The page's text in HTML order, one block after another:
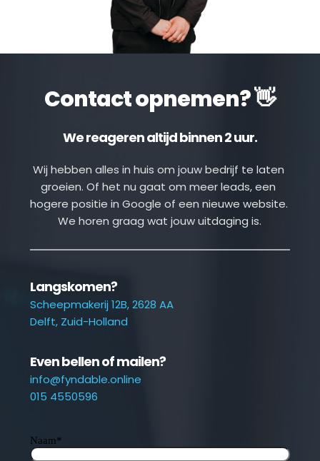
Contact opnemen? 👋
We reageren altijd binnen 2 uur.
Wij hebben alles in huis om jouw bedrijf te laten
groeien. Of het nu gaat om meer leads, een
hogere positie in Google of een nieuwe website.
We horen graag wat jouw uitdaging is.
Langskomen?
Scheepmakerij 12B, 2628 AA
Delft, Zuid-Holland
Even bellen of mailen?
info@fyndable.online
015 4550596
Naam*